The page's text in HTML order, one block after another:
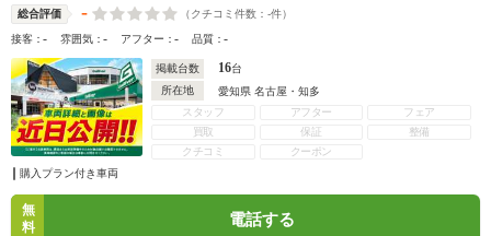
総合評価 - （クチコミ件数： -件）
接客：- 雰囲気：- アフター：- 品質：-
掲載台数 16台
所在地
愛知県 名古屋・知多
スタッフ
アフター
フェア
買取
保証
整備
クチコミ
クーポン
購入プラン付き車両
無
料
電話する